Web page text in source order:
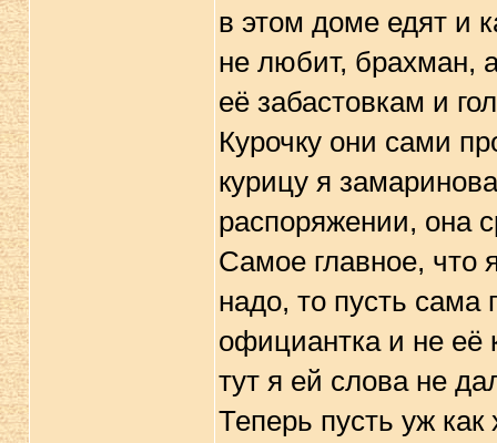
в этом доме едят и
не любит, брахман,
её забастовкам и
Курочку они сами
курицу я
распоряжении, она
Самое главное, что
надо, то пусть сама
официантка и не её
тут я ей слова не
Теперь пусть уж как